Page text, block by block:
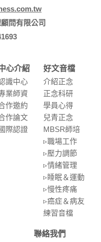
問有限公司
心介紹
識中⼼
業師資
作邀約
作論⽂
際認證
好文音檔
介紹正念
正念科研
學員⼼得
兒青正念
MBSR師培
▹職場⼯作
▹壓⼒調節
▹情緒管理
▹睡眠＆運動
▹慢性疼痛
▹癌症＆病友
練習⾳檔
聯絡我們